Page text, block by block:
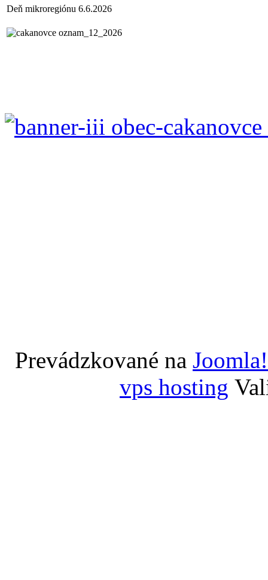
Deň mikroregiónu 6.6.2026
Prevádzkované na Joomla!
vps hosting